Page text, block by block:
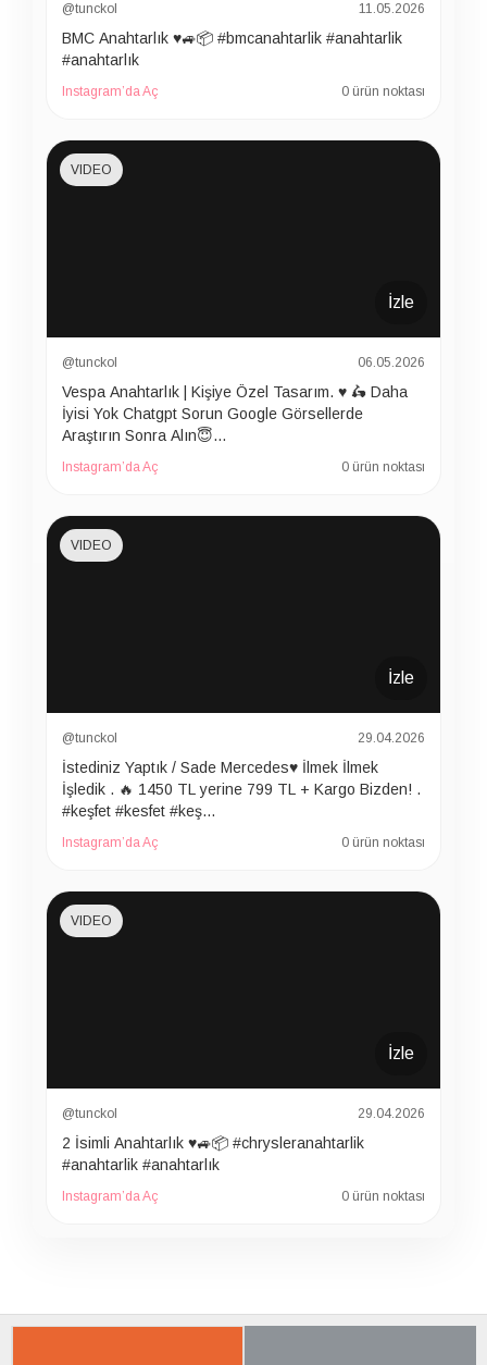
@tunckol 11.05.2026
BMC Anahtarlık ♥️🚙📦 #bmcanahtarlik #anahtarlik
#anahtarlık
Instagram’da Aç 0 ürün noktası
İzle
VIDEO
@tunckol 06.05.2026
Vespa Anahtarlık | Kişiye Özel Tasarım. ♥️ 🛵 Daha
İyisi Yok Chatgpt Sorun Google Görsellerde
Araştırın Sonra Alın😇…
Instagram’da Aç 0 ürün noktası
İzle
VIDEO
@tunckol 29.04.2026
İstediniz Yaptık / Sade Mercedes♥️ İlmek İlmek
İşledik . 🔥 1450 TL yerine 799 TL + Kargo Bizden! .
#keşfet #kesfet #keş…
Instagram’da Aç 0 ürün noktası
İzle
VIDEO
@tunckol 29.04.2026
2 İsimli Anahtarlık ♥️🚙📦 #chrysleranahtarlik
#anahtarlik #anahtarlık
Instagram’da Aç 0 ürün noktası